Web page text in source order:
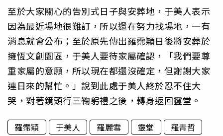
至於大家關心的告別式日子與安葬地，于美人表示
因為最近場地很難訂，所以還在努力找場地，一有
消息就會公布；至於原先傳出羅霈穎日後將安葬於
擁恆文創園區，于美人要待家屬確認，「我們要尊
重家屬的意願，所以現在都還沒確定，但謝謝大家
連日來的幫忙。」說到此處于美人終於忍不住大
哭，對著鏡頭行三鞠躬禮之後，轉身返回靈堂。
羅霈穎 于美人 羅麗雪 靈堂 羅青哲